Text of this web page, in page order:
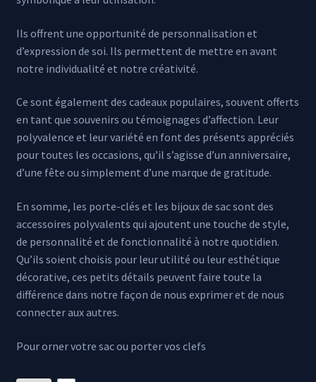
Ils offrent une opportunité de personnalisation et
d’expression de soi. Ils permettent de mettre en avant
notre individualité et notre créativité.
Ce sont également des cadeaux populaires, souvent offerts
en tant que souvenirs ou témoignages d’affection. Leur
polyvalence et leur variété en font des présents appréciés
pour toutes les occasions, qu’il s’agisse d’un anniversaire,
d’une fête ou simplement d’une marque de gratitude.
En somme, les porte-clés et les bijoux de sac sont des
accessoires polyvalents qui ajoutent une touche de style,
de personnalité et de fonctionnalité à notre quotidien.
Qu’ils soient choisis pour leur utilité ou leur esthétique
décorative, ces petits détails peuvent faire toute la
différence dans notre façon de nous exprimer et de nous
connecter aux autres.
Pour orner votre sac ou porter vos clefs